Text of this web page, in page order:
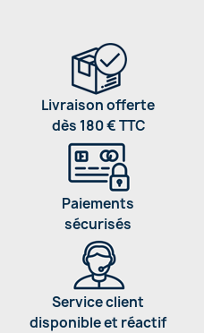
Livraison offerte
dès 180 € TTC
Paiements
sécurisés
Service client
disponible et réactif